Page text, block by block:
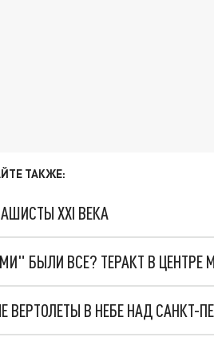
ТАКЖЕ:
XXI ВЕКА
БЫЛИ ВСЕ? ТЕРАКТ В